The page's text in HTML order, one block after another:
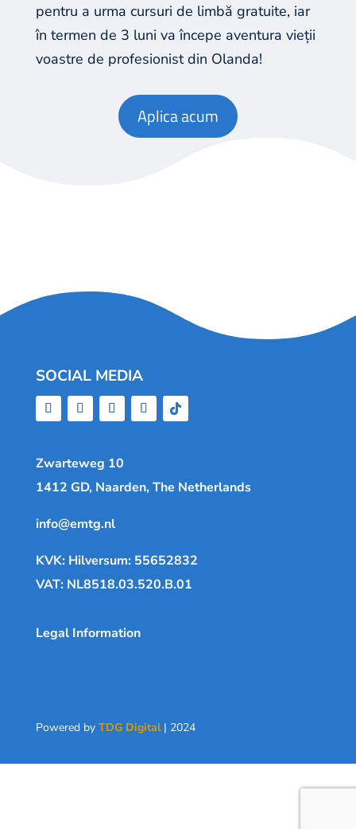
pentru a urma cursuri de limbă gratuite, iar
în termen de 3 luni va începe aventura vieții
voastre de profesionist din Olanda!
Aplica acum
SOCIAL MEDIA
Zwarteweg 10
1412 GD, Naarden, The Netherlands
info@emtg.nl
KVK: Hilversum: 55652832
VAT: NL8518.03.520.B.01
Legal Information
Powered by TDG Digital| 2024